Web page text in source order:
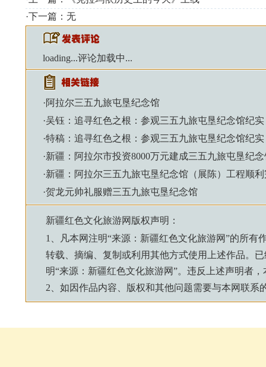
·下一篇：无
loading...评论加载中...
·阿拉尔三五九旅屯垦纪念馆
·吴钰：追寻红色之根：参观三五九旅屯垦纪念馆纪
·特稿：追寻红色之根：参观三五九旅屯垦纪念馆纪
·新疆：阿拉尔市投资8000万元建成三五九旅屯垦纪念
·新疆：阿拉尔三五九旅屯垦纪念馆（展陈）工程顺
·贺龙元帅礼服赠三五九旅屯垦纪念馆
新疆红色文化旅游网 版权声明：
1、凡本网注明“来源： 新疆红色文化旅游网”的所有
转载、摘编、复制或利用其他方式使用上述作品。
明“来源： 新疆红色文化旅游网”。违反上述声明者
2、如因作品内容、版权和其他问题需要与本网联系